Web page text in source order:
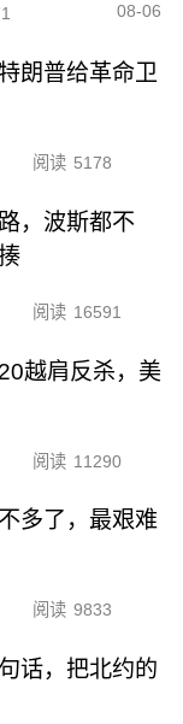
08-06
朗普给革命卫
阅读 5178
，波斯都不
阅读 16591
越肩反杀，美
阅读 11290
多了，最艰难
阅读 9833
话，把北约的